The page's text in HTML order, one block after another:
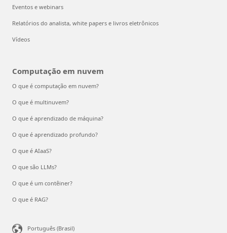
Eventos e webinars
Relatórios do analista, white papers e livros eletrônicos
Vídeos
Computação em nuvem
O que é computação em nuvem?
O que é multinuvem?
O que é aprendizado de máquina?
O que é aprendizado profundo?
O que é AIaaS?
O que são LLMs?
O que é um contêiner?
O que é RAG?
Português (Brasil)